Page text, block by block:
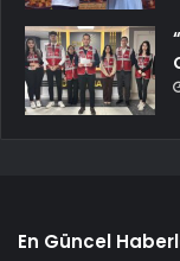
En Güncel